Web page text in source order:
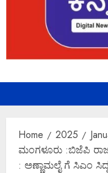
Home 2025
ಮಂಗಳೂರು :ಬಿಜೆಪಿ
: ಅಣ್ಣಾಮಲೈ ಗೆ ಸಿಎಂ